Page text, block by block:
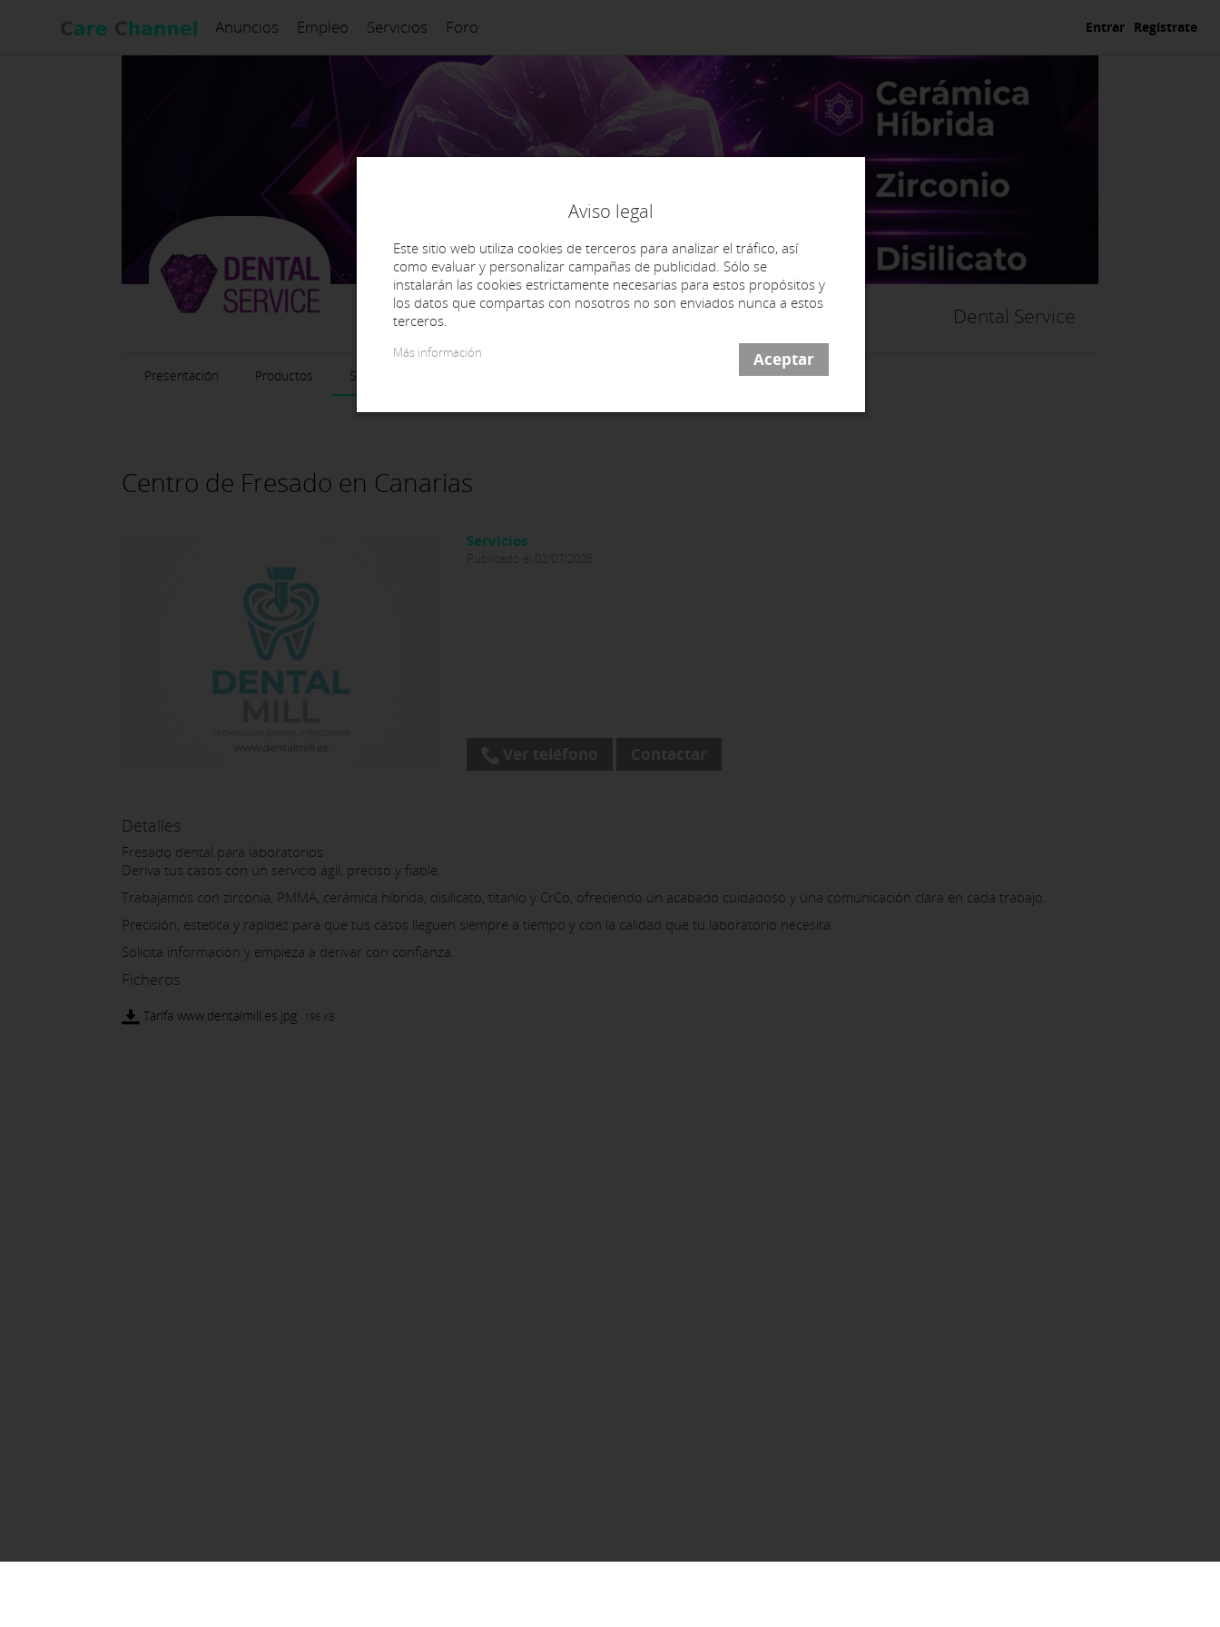
Anuncios Empleo Servicios Foro Entrar Regístrate
Dental Service
Presentación Productos Servicios
Centro de Fresado en Canarias
Servicios
Publicado el 02/07/2026
Detalles
Fresado dental para laboratorios
Deriva tus casos con un servicio ágil, preciso y fiable.
Trabajamos con zirconia, PMMA, cerámica híbrida, disilicato, titanio y CrCo, ofreciendo un acabado cuidadoso y una comunicación clara en cada trabajo.
Precisión, estetica y rapidez para que tus casos lleguen siempre a tiempo y con la calidad que tu laboratorio necesita.
Solicita información y empieza a derivar con confianza.
Ficheros
Tarifa www.dentalmill.es.jpg 196 KB
Aviso legal
Este sitio web utiliza cookies de terceros para analizar el tráfico, así
como evaluar y personalizar campañas de publicidad. Sólo se
instalarán las cookies estrictamente necesarias para estos propósitos y
los datos que compartas con nosotros no son enviados nunca a estos
terceros.
Más información